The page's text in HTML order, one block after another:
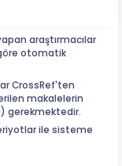
araştırmacılar
otomatik
CrossRef'ten
makalelerin
gerekmektedir.
ile sisteme